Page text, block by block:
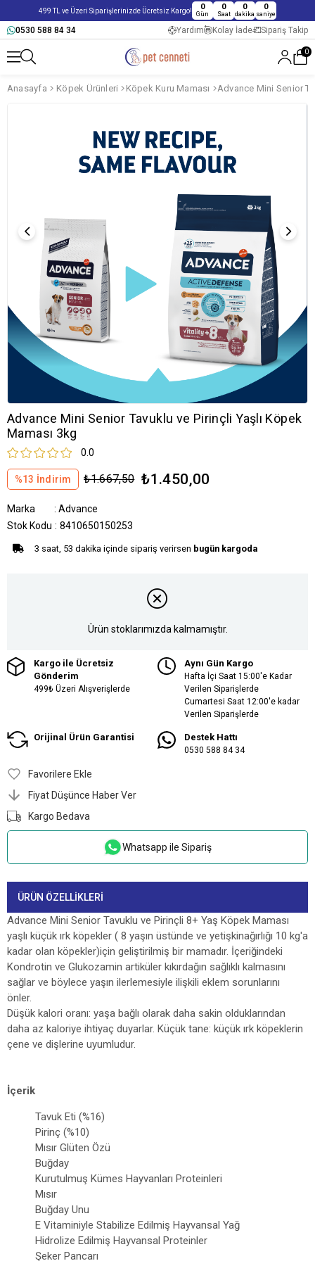
499 TL ve Üzeri Siparişlerinizde Ücretsiz Kargo! 0
Gün
0
Saat
0
dakika
0
saniye
0530 588 84 34 Yardım Kolay İade Sipariş Takip
0
Anasayfa Köpek Ürünleri Köpek Kuru Maması
Advance Mini Senior Tavuklu ve Pirinçli Yaşlı Köpek
Maması 3kg
0.0
%13 İndirim ₺1.667,50 ₺1.450,00
Marka : Advance
Stok Kodu
8410650150253
3 saat, 53 dakika içinde sipariş verirsen bugün kargoda
Ürün stoklarımızda kalmamıştır.
Kargo ile Ücretsiz
Gönderim
499₺ Üzeri Alışverişlerde
Aynı Gün Kargo
Hafta İçi Saat 15:00'e Kadar
Verilen Siparişlerde
Cumartesi Saat 12:00'e kadar
Verilen Siparişlerde
Orijinal Ürün Garantisi Destek Hattı
0530 588 84 34
Favorilere Ekle
Fiyat Düşünce Haber Ver
Kargo Bedava
Whatsapp ile Sipariş
ÜRÜN ÖZELLIKLERI
Advance Mini Senior Tavuklu ve Pirinçli 8+ Yaş Köpek Maması
yaşlı küçük ırk köpekler ( 8 yaşın üstünde ve yetişkinağırlığı 10 kg'a
kadar olan köpekler)için geliştirilmiş bir mamadır. İçeriğindeki
Kondrotin ve Glukozamin artiküler kıkırdağın sağlıklı kalmasını
sağlar ve böylece yaşın ilerlemesiyle ilişkili eklem sorunlarını
önler.
Düşük kalori oranı: yaşa bağlı olarak daha sakin olduklarından
daha az kaloriye ihtiyaç duyarlar. Küçük tane: küçük ırk köpeklerin
çene ve dişlerine uyumludur.
İçerik
Tavuk Eti (%16)
Pirinç (%10)
Mısır Glüten Özü
Buğday
Kurutulmuş Kümes Hayvanları Proteinleri
Mısır
Buğday Unu
E Vitaminiyle Stabilize Edilmiş Hayvansal Yağ
Hidrolize Edilmiş Hayvansal Proteinler
Şeker Pancarı